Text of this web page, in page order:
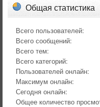
Общая статистика
Всего пользователей:
Всего сообщений:
Всего тем:
Всего категорий:
Пользователей онлайн:
Максимум онлайн:
Сегодня онлайн:
Общее количество